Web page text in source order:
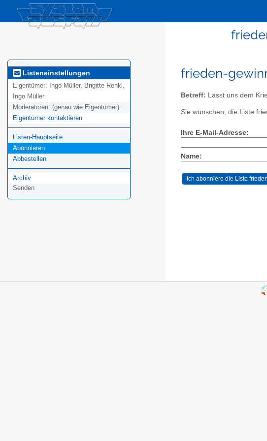
Listeneinstellungen
Eigentümer:
Ingo Müller, Brigitte Renkl,
Ingo Müller
Moderatoren: (genau wie Eigentümer)
Eigentümer kontaktieren
Listen-Hauptseite
Abonnieren
Abbestellen
Archiv
Senden
frieden-
Betreff: Lasst uns dem
Sie wünschen, die Liste
Ihre E-Mail-Adresse:
Name: